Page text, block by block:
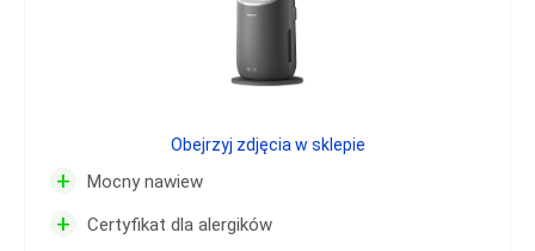
+ Mocny nawiew
+ Certyfikat dla alergików
Obejrzyj zdjęcia w sklepie